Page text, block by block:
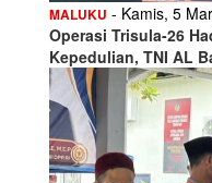
MALUKU - Kamis, 5
Operasi Trisula-26
Kepedulian, TNI AL